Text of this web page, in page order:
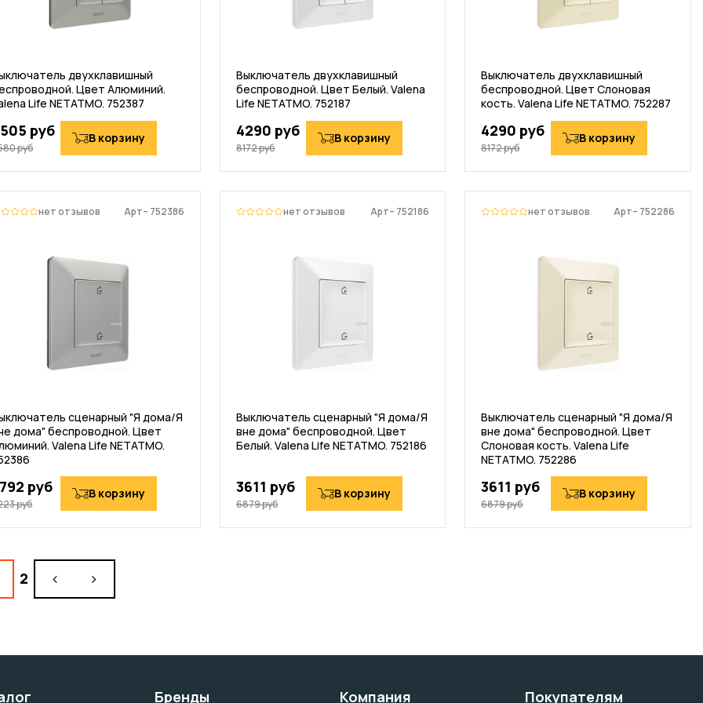
двухклавишный
Цвет Алюминий.
Life NETATMO. 752387
руб
руб
В корзину
Выключатель двухклавишный
беспроводной. Цвет Белый. Valena
Life NETATMO. 752187
4290 руб
8172 руб
В корзину
Выключатель двухклавишный
беспроводной. Цвет Слоновая
кость. Valena Life NETATMO. 752287
4290 руб
8172 руб
В корзину
нет отзывов Арт– 752386
сценарный "Я дома/Я
дома" беспроводной. Цвет
Valena Life NETATMO.
руб
руб
В корзину
нет отзывов Арт– 752186
Выключатель сценарный "Я дома/Я
вне дома" беспроводной. Цвет
Белый. Valena Life NETATMO. 752186
3611 руб
6879 руб
В корзину
нет отзывов Арт– 752286
Выключатель сценарный "Я дома/Я
вне дома" беспроводной. Цвет
Слоновая кость. Valena Life
NETATMO. 752286
3611 руб
6879 руб
В корзину
2
Бренды Компания Покупателям